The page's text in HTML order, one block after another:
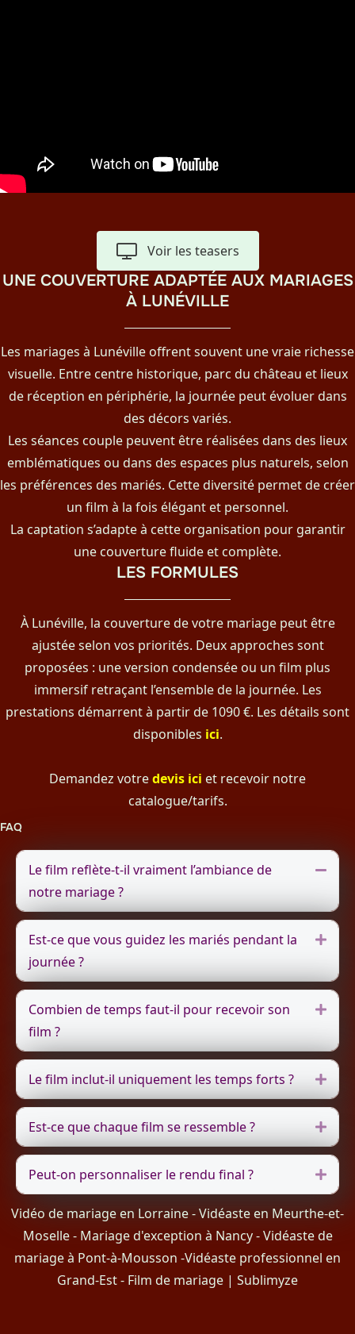
Voir les teasers
UNE COUVERTURE ADAPTÉE AUX MARIAGES
À LUNÉVILLE
Les mariages à Lunéville offrent souvent une vraie richesse
visuelle. Entre centre historique, parc du château et lieux
de réception en périphérie, la journée peut évoluer dans
des décors variés.
Les séances couple peuvent être réalisées dans des lieux
emblématiques ou dans des espaces plus naturels, selon
les préférences des mariés. Cette diversité permet de créer
un film à la fois élégant et personnel.
La captation s’adapte à cette organisation pour garantir
une couverture fluide et complète.
LES FORMULES
À Lunéville, la couverture de votre mariage peut être
ajustée selon vos priorités. Deux approches sont
proposées : une version condensée ou un film plus
immersif retraçant l’ensemble de la journée. Les
prestations démarrent à partir de 1090 €. Les détails sont
disponibles ici.
Demandez votredevis ici et recevoir notre
catalogue/tarifs.
FAQ
Le film reflète-t-il vraiment l’ambiance de
notre mariage ?
Est-ce que vous guidez les mariés pendant la
journée ?
Combien de temps faut-il pour recevoir son
film ?
Le film inclut-il uniquement les temps forts ?
Est-ce que chaque film se ressemble ?
Peut-on personnaliser le rendu final ?
Vidéo de mariage en Lorraine-Vidéaste en Meurthe-et-
Moselle- Mariage d'exception à Nancy -Vidéaste de
mariage à Pont-à-Mousson -Vidéaste professionnel en
Grand-Est- Film de mariage | Sublimyze